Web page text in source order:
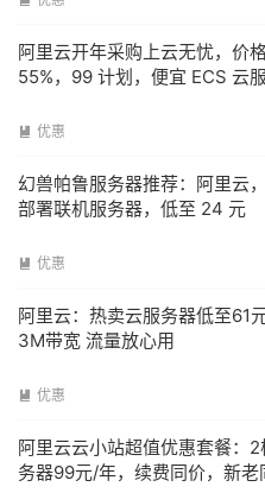
阿里云开年采购上云无忧，价
55%，99 计划，便宜 ECS 云
 优惠
幻兽帕鲁服务器推荐：阿里云
部署联机服务器，低至 24 元
 优惠
阿里云：热卖云服务器低至61
3M带宽 流量放心用
 优惠
阿里云云小站超值优惠套餐：2
务器99元/年，续费同价，新老